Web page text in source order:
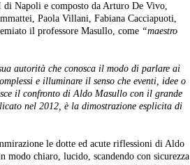
di Napoli e composto da Arturo De Vivo,
Paola Villani, Fabiana Cacciapuoti,
il professore Masullo, come “maestro
autorità che conosca il modo di parlare ai
e illuminare il senso che eventi, idee o
il confronto di Aldo Masullo con il grande
nel 2012, è la dimostrazione esplicita di
le dotte ed acute riflessioni di Aldo
modo chiaro, lucido, scandendo con sicurezza